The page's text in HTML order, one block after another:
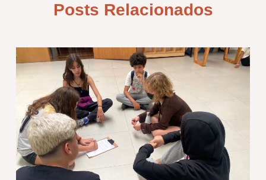
Posts Relacionados